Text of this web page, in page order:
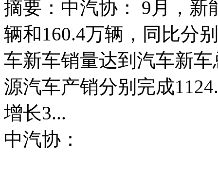
摘要：中汽协： 9月，新
辆和160.4万辆，同比分
车新车销量达到汽车新
源汽车产销分别完成
增长3...
中汽协：